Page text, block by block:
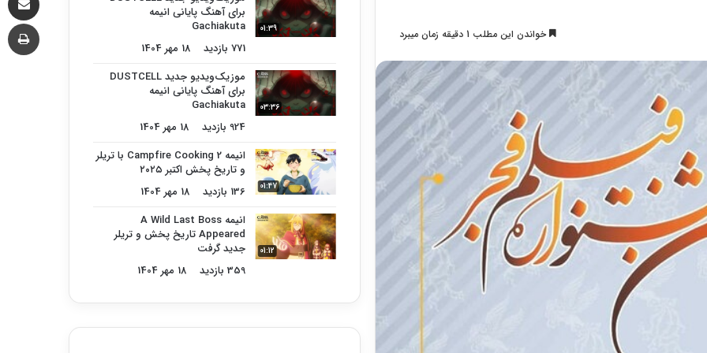
خواندن این مطلب 1 دقیقه زمان میبرد 01:39
برای آهنگ پایانی انیمه
Gachiakuta
771 بازدید
18 مهر 1404
03:36
موزیک‌ویدیو جدید DUSTCELL
برای آهنگ پایانی انیمه
Gachiakuta
924 بازدید
18 مهر 1404
01:47
انیمه Campfire Cooking 2 با تریلر
و تاریخ پخش اکتبر ۲۰۲۵
136 بازدید
18 مهر 1404
01:12
انیمه A Wild Last Boss
Appeared تاریخ پخش و تریلر
جدید گرفت
359 بازدید
18 مهر 1404